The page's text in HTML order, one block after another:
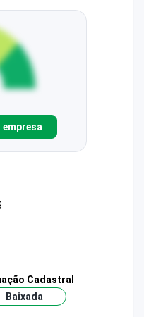
Cadastral
Baixada